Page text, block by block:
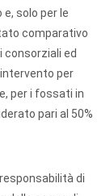
solo per le
comparativo
ed
per
per i fossati in
pari al 50%
di